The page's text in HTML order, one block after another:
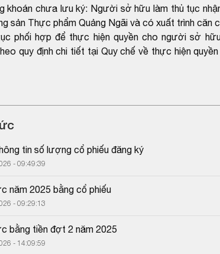
chưa lưu ký: Người sở hữu làm thủ tục
sản Thực phẩm Quảng Ngãi và có xuất trình căn
hợp để thực hiện quyền cho người sở hữu
quy định chi tiết tại Quy chế về thực hiện
tin số lượng cổ phiếu đăng ký
- 09:49:39
năm 2025 bằng cổ phiếu
- 09:29:13
bằng tiền đợt 2 năm 2025
- 14:09:59